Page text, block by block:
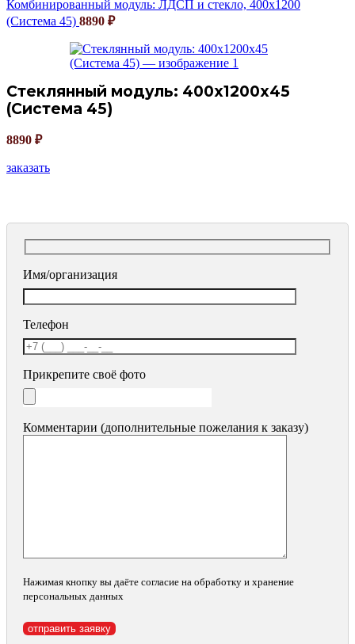
Комбинированный модуль: ЛДСП и стекло, 400х1200
(Система 45) 8890 ₽
Стеклянный модуль: 400х1200х45
(Система 45)
8890 ₽
заказать
Имя/организация
Телефон
Прикрепите своё фото
Комментарии (дополнительные пожелания к заказу)
Нажимая кнопку вы даёте согласие на обработку и хранение
персональных данных